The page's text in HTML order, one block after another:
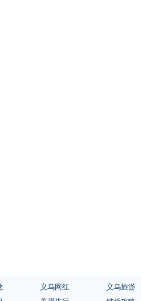
义乌网红 义乌旅游